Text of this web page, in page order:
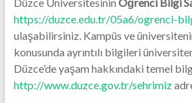
https://duzce.edu.tr/05a6/ogrenci-
ulaşabilirsiniz. Kampüs ve
konusunda ayrıntılı bilgileri
Düzce’de yaşam hakkındaki temel
http://www.duzce.gov.tr/sehrimiz